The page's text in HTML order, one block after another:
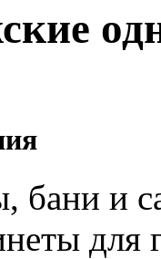
бани и
для